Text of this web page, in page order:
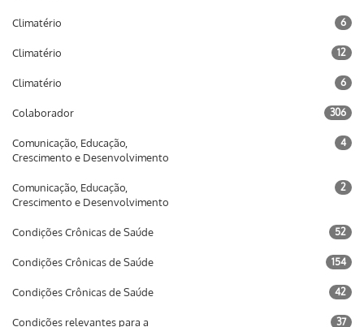
Climatério 6
Climatério 12
Climatério 6
Colaborador 306
Comunicação, Educação,
Crescimento e Desenvolvimento
4
Comunicação, Educação,
Crescimento e Desenvolvimento
2
Condições Crônicas de Saúde 52
Condições Crônicas de Saúde 154
Condições Crônicas de Saúde 42
Condições relevantes para a 37